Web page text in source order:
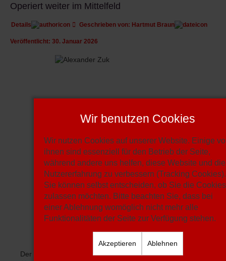
Operiert weiter im Mittelfeld
Details Geschrieben von: Hartmut Braun
Veröffentlicht: 30. Januar 2026
Der Medizinstudent operiert weiter in unserem Mittelfeld.
Wir benutzen Cookies
Wir nutzen Cookies auf unserer Website. Einige
ihnen sind essenziell für den Betrieb der Seite,
während andere uns helfen, diese Website und die
Nutzererfahrung zu verbessern (Tracking Cookies).
Sie können selbst entscheiden, ob Sie die Cookies
zulassen möchten. Bitte beachten Sie, dass bei
einer Ablehnung womöglich nicht mehr alle
Funktionalitäten der Seite zur Verfügung stehen.
Akzeptieren Ablehnen